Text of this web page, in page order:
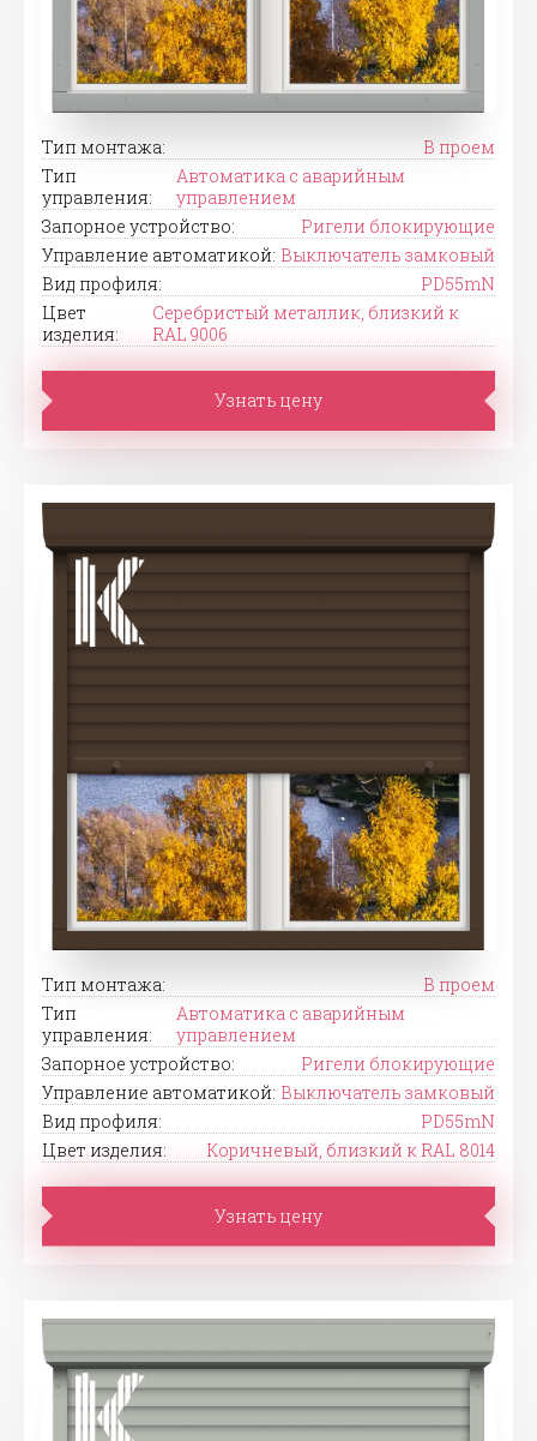
Тип монтажа:
В проем
Тип
управления:
Автоматика с аварийным
управлением
Запорное устройство:
Ригели блокирующие
Управление автоматикой: Выключатель замковый
Вид профиля:
PD55mN
Цвет
изделия:
Серебристый металлик, близкий к
RAL 9006
Узнать цену
Тип монтажа:
В проем
Тип
управления:
Автоматика с аварийным
управлением
Запорное устройство:
Ригели блокирующие
Управление автоматикой: Выключатель замковый
Вид профиля:
PD55mN
Цвет изделия:
Коричневый, близкий к RAL 8014
Узнать цену